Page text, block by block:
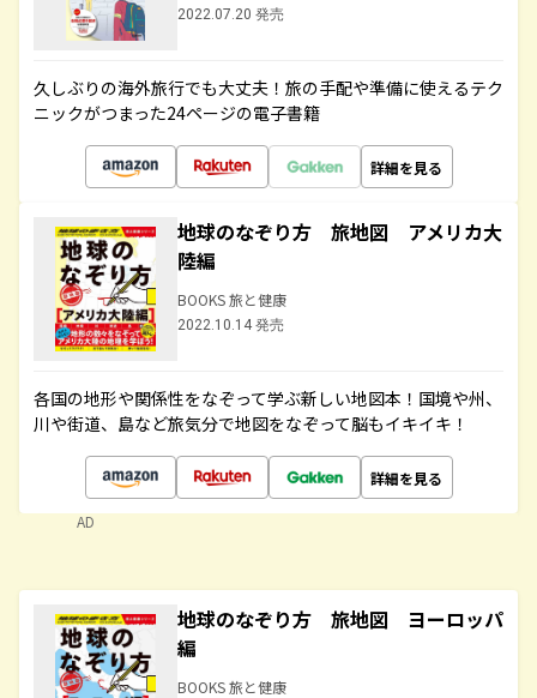
2022.07.20 発売
久しぶりの海外旅行でも大丈夫！旅の手配や準備に使えるテク
ニックがつまった24ページの電子書籍
詳細を見る
地球のなぞり方 旅地図 アメリカ大
陸編
BOOKS 旅と健康
2022.10.14 発売
各国の地形や関係性をなぞって学ぶ新しい地図本！国境や州、
川や街道、島など旅気分で地図をなぞって脳もイキイキ！
詳細を見る
AD
地球のなぞり方 旅地図 ヨーロッパ
編
BOOKS 旅と健康